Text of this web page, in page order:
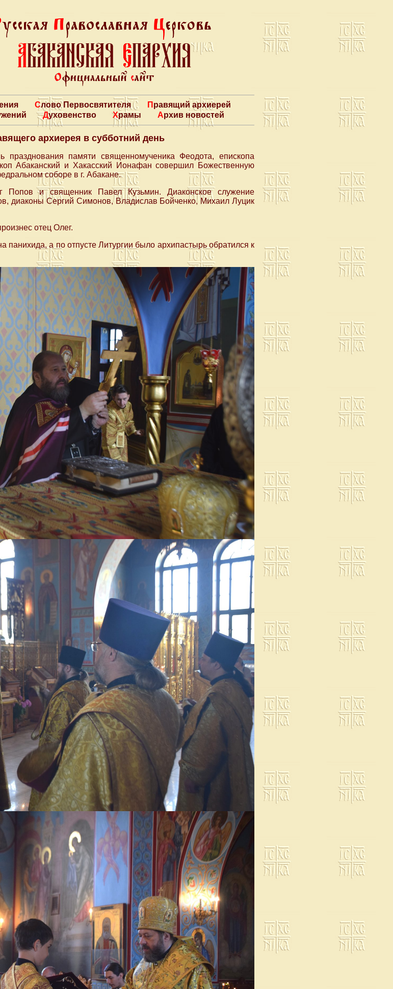
Слово Первосвятителя
Правящий архиерей
Духовенство Храмы Архив новостей
архиерея в субботний день
памяти священномученика Феодота, епископа
Абаканский и Хакасский Ионафан совершил Божественную
соборе в г. Абакане.
Попов и священник Павел Кузьмин. Диаконское служение
диаконы Сергий Симонов, Владислав Бойченко, Михаил Луцик
отец Олег.
а по отпусте Литургии былo архипастырь обратился к